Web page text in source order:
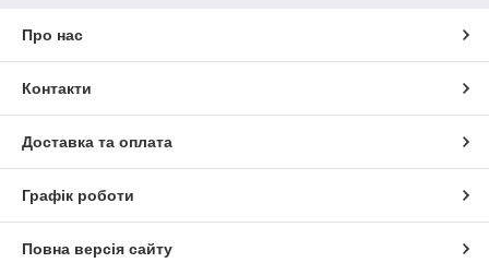
Про нас
Контакти
Доставка та оплата
Графік роботи
Повна версія сайту